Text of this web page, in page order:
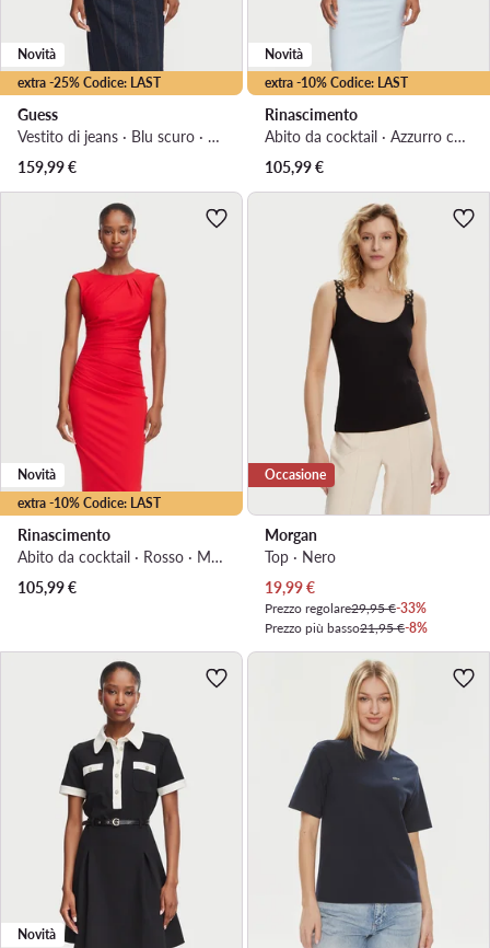
extra -25% Codice: LAST
Novità
Guess
Vestito di jeans · Blu scuro · Mini
159,99€
extra -10% Codice: LAST
Novità
Rinascimento
Abito da cocktail · Azzurro chiaro · Midi
105,99€
extra -10% Codice: LAST
Novità
Rinascimento
Abito da cocktail · Rosso · Midi
105,99€
Occasione
Morgan
Top · Nero
Prezzo attuale
19,99€
Prezzo regolare29,95 €-33%
Prezzo più basso21,95 €-8%
Novità